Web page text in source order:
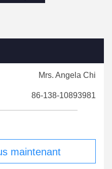
Mrs. Angela Chi
86-138-10893981
maintenant